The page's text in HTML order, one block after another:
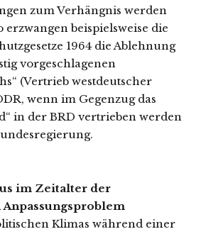
zum Verhängnis werden
erzwangen beispielsweise die
1964 die Ablehnung
vorgeschlagenen
(Vertrieb westdeutscher
wenn im Gegenzug das
in der BRD vertrieben werden
im Zeitalter der
Anpassungsproblem
Klimas während einer